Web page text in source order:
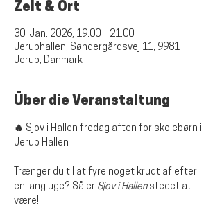
Zeit & Ort
30. Jan. 2026, 19:00 – 21:00
Jeruphallen, Søndergårdsvej 11, 9981
Jerup, Danmark
Über die Veranstaltung
🔥 Sjov i Hallen fredag aften for skolebørn i
Jerup Hallen
Trænger du til at fyre noget krudt af efter
en lang uge? Så er Sjov i Hallen stedet at
være!